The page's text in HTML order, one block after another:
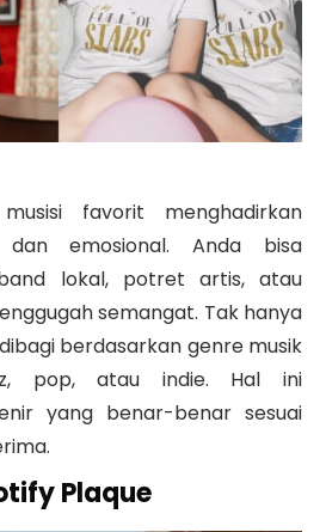
favorit menghadirkan
dan emosional. Anda bisa
lokal, potret artis, atau
semangat. Tak hanya
berdasarkan genre musik
pop, atau indie. Hal ini
yang benar-benar sesuai
Plaque